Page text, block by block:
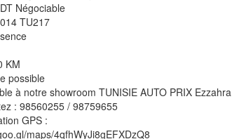
Négociable
TU217
KM
possible
à notre showroom TUNISIE AUTO PRIX Ezzahra
: 98560255 / 98759655
GPS :
maps/4qfhWyJi8gEFXDzQ8